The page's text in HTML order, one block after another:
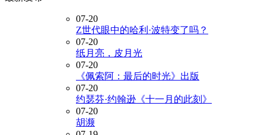
07-20
Z世代眼中的哈利·波特变了吗？
07-20
纸月亮，皮月光
07-20
《佩索阿：最后的时光》出版
07-20
约瑟芬·约翰逊《十一月的此刻》
07-20
胡濒